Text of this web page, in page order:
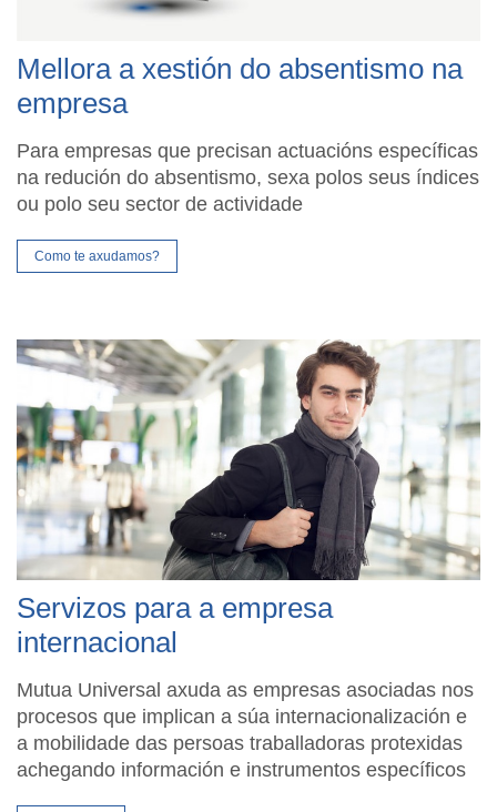
Mellora a xestión do absentismo na
empresa
Para empresas que precisan actuacións específicas
na redución do absentismo, sexa polos seus índices
ou polo seu sector de actividade
Como te axudamos?
Servizos para a empresa
internacional
Mutua Universal axuda as empresas asociadas nos
procesos que implican a súa internacionalización e
a mobilidade das persoas traballadoras protexidas
achegando información e instrumentos específicos